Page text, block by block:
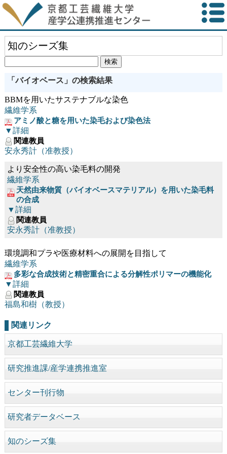
知のシーズ集
「バイオベース」の検索結果
BBMを用いたサステナブルな染色
繊維学系
アミノ酸と糖を用いた染毛および染色法
▼詳細
関連教員
安永秀計（准教授）
より安全性の高い染毛料の開発
繊維学系
天然由来物質（バイオベースマテリアル）を用いた染毛料
の合成
▼詳細
関連教員
安永秀計（准教授）
環境調和プラや医療材料への展開を目指して
繊維学系
多彩な合成技術と精密重合による分解性ポリマーの機能化
▼詳細
関連教員
福島和樹（教授）
関連リンク
京都工芸繊維大学
研究推進課/産学連携推進室
センター刊行物
研究者データベース
知のシーズ集